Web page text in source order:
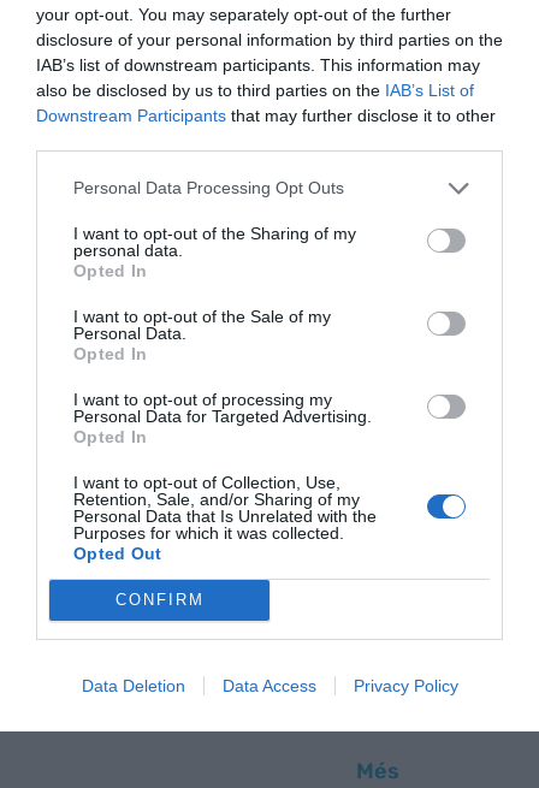
your opt-out. You may separately opt-out of the further
disclosure of your personal information by third parties on the
IAB’s list of downstream participants. This information may
also be disclosed by us to third parties on the IAB’s List of
Downstream Participants that may further disclose it to other
Personal Data Processing Opt Outs
I want to opt-out of the Sharing of my
personal data.
Opted In
I want to opt-out of the Sale of my
Personal Data.
Opted In
I want to opt-out of processing my
Personal Data for Targeted Advertising.
Opted In
I want to opt-out of Collection, Use,
Retention, Sale, and/or Sharing of my
Personal Data that Is Unrelated with the
Purposes for which it was collected.
Opted Out
CONFIRM
Data Deletion Data Access Privacy Policy
les fonts d'energia és un dels grans reptes de les
ciutats intel·ligents.
eTurisme. Tal com afirma Del Rivero, la revolució
digital ha fet que aquest sector passi d'estar
dirigit per l'oferta a estar controlada per la
demanda.
Autor:
Marieta
Any de
2017
Més